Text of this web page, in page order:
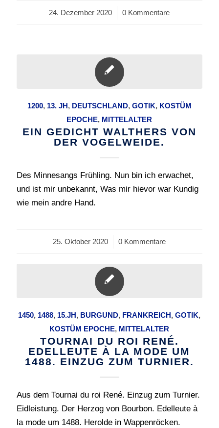
24. Dezember 2020
/ 0 Kommentare
1200, 13. JH, DEUTSCHLAND, GOTIK, KOSTÜM
EPOCHE, MITTELALTER
EIN GEDICHT WALTHERS VON
DER VOGELWEIDE.
Des Minnesangs Frühling. Nun bin ich erwachet,
und ist mir unbekannt, Was mir hievor war Kundig
wie mein andre Hand.
25. Oktober 2020
/ 0 Kommentare
1450, 1488, 15.JH, BURGUND, FRANKREICH,GOTIK,
KOSTÜM EPOCHE, MITTELALTER
TOURNAI DU ROI RENÉ.
EDELLEUTE À LA MODE UM
1488. EINZUG ZUM TURNIER.
Aus dem Tournai du roi René. Einzug zum Turnier.
Eidleistung. Der Herzog von Bourbon. Edelleute à
la mode um 1488. Herolde in Wappenröcken.